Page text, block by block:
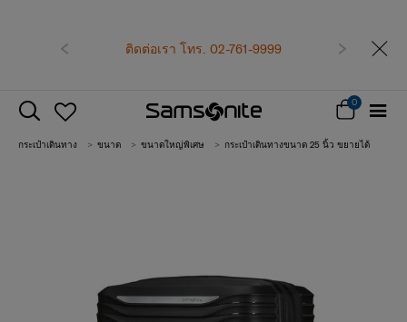
รับทันที คูปองแทนเงินสด
สำหรับคำสั่ง
ซื้อตั้งแต่ 6,900 บาทขึ้นไป
ถัดไป
0
กระเป๋าเดินทาง ขนาด ขนาดใหญ่พิเศษ กระเป๋าเดินทางขนาด 25 นิ้ว ขยายได้